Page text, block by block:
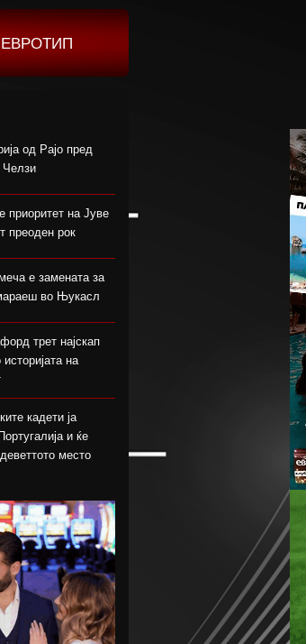
ЕВРОТИП
од Рајо пред
Челзи
приоритет на Јуве
преоден рок
е замената за
во Њукасл
трет најскап
на
кадети ја
и ќе
место
официјално
во Париз
Вен се согласи